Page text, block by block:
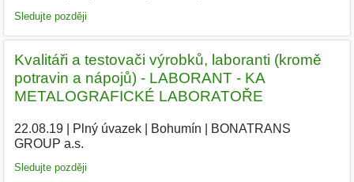
Sledujte později
Kvalitáři a testovači výrobků, laboranti (kromě
potravin a nápojů) - LABORANT - KA
METALOGRAFICKÉ LABORATOŘE
22.08.19| Plný úvazek| Bohumín
BONATRANS
GROUP a.s.
Sledujte později